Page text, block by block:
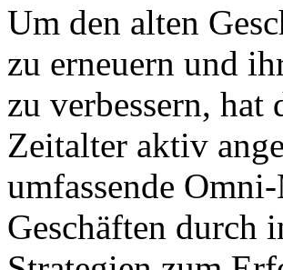
Um den alten
zu erneuern und
zu verbessern,
Zeitalter aktiv
umfassende
Geschäften durch